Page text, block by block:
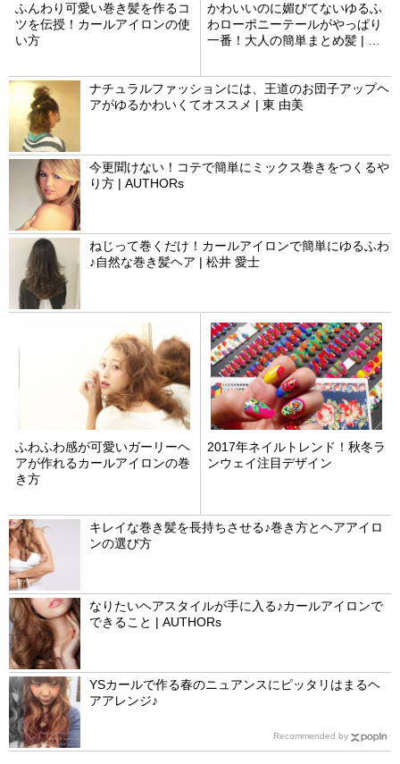
ふんわり可愛い巻き髪を作るコ
ツを伝授！カールアイロンの使
い方
かわいいのに媚びてないゆるふ
わローポニーテールがやっぱり
一番！大人の簡単まとめ髪 | 佐
ナチュラルファッションには、王道のお団子アップヘ
アがゆるかわいくてオススメ | 東 由美
今更聞けない！コテで簡単にミックス巻きをつくるや
り方 | AUTHORs
ねじって巻くだけ！カールアイロンで簡単にゆるふわ
♪自然な巻き髪ヘア | 松井 愛士
ふわふわ感が可愛いガーリーヘ
アが作れるカールアイロンの巻
き方
2017年ネイルトレンド！秋冬ラ
ンウェイ注目デザイン
キレイな巻き髪を長持ちさせる♪巻き方とヘアアイロ
ンの選び方
なりたいヘアスタイルが手に入る♪カールアイロンで
できること | AUTHORs
YSカールで作る春のニュアンスにピッタリはまるヘ
アアレンジ♪
Recommended by